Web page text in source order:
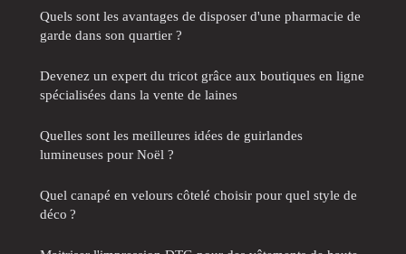
Quels sont les avantages de disposer d'une pharmacie de
garde dans son quartier ?
Devenez un expert du tricot grâce aux boutiques en ligne
spécialisées dans la vente de laines
Quelles sont les meilleures idées de guirlandes
lumineuses pour Noël ?
Quel canapé en velours côtelé choisir pour quel style de
déco ?